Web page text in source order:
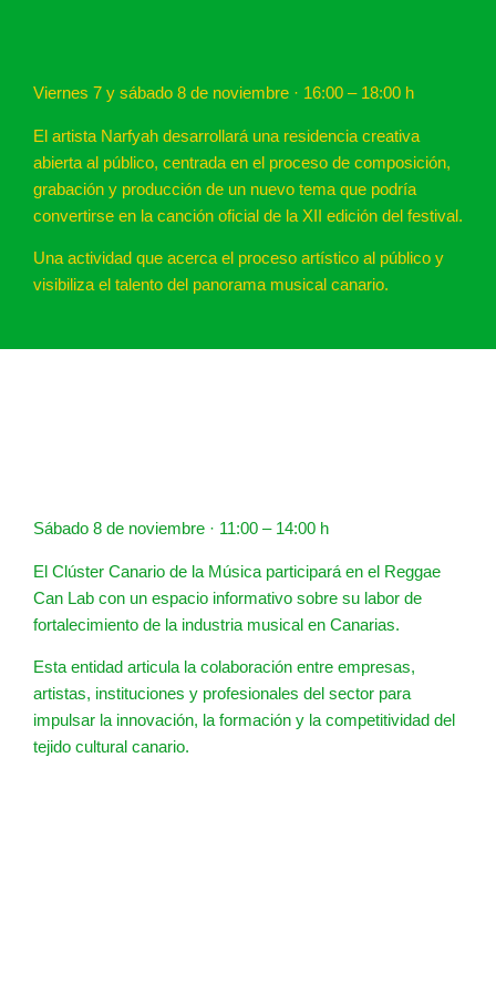
Viernes 7 y sábado 8 de noviembre · 16:00 – 18:00 h
El artista Narfyah desarrollará una residencia creativa
abierta al público, centrada en el proceso de composición,
grabación y producción de un nuevo tema que podría
convertirse en la canción oficial de la XII edición del festival.
Una actividad que acerca el proceso artístico al público y
visibiliza el talento del panorama musical canario.
Sábado 8 de noviembre · 11:00 – 14:00 h
El Clúster Canario de la Música participará en el Reggae
Can Lab con un espacio informativo sobre su labor de
fortalecimiento de la industria musical en Canarias.
Esta entidad articula la colaboración entre empresas,
artistas, instituciones y profesionales del sector para
impulsar la innovación, la formación y la competitividad del
tejido cultural canario.